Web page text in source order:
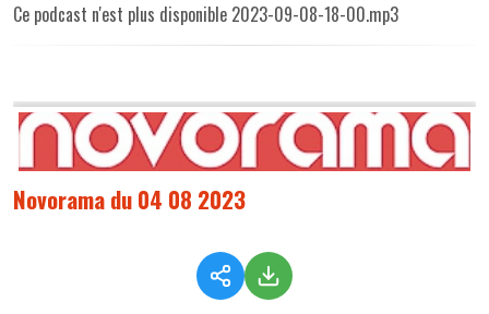
Ce podcast n'est plus disponible 2023-09-08-18-00.mp3
Novorama du 04 08 2023